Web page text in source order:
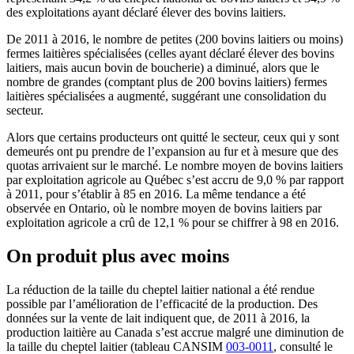
des exploitations ayant déclaré élever des bovins laitiers.
De 2011 à 2016, le nombre de petites (200 bovins laitiers ou moins)
fermes laitières spécialisées (celles ayant déclaré élever des bovins
laitiers, mais aucun bovin de boucherie) a diminué, alors que le
nombre de grandes (comptant plus de 200 bovins laitiers) fermes
laitières spécialisées a augmenté, suggérant une consolidation du
secteur.
Alors que certains producteurs ont quitté le secteur, ceux qui y sont
demeurés ont pu prendre de l’expansion au fur et à mesure que des
quotas arrivaient sur le marché. Le nombre moyen de bovins laitiers
par exploitation agricole au Québec s’est accru de 9,0 % par rapport
à 2011, pour s’établir à 85 en 2016. La même tendance a été
observée en Ontario, où le nombre moyen de bovins laitiers par
exploitation agricole a crû de 12,1 % pour se chiffrer à 98 en 2016.
On produit plus avec moins
La réduction de la taille du cheptel laitier national a été rendue
possible par l’amélioration de l’efficacité de la production. Des
données sur la vente de lait indiquent que, de 2011 à 2016, la
production laitière au Canada s’est accrue malgré une diminution de
la taille du cheptel laitier (tableau CANSIM 003-0011 , consulté le